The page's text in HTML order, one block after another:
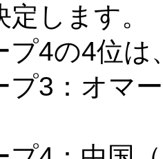
します。
プ4の4位
3：オマ